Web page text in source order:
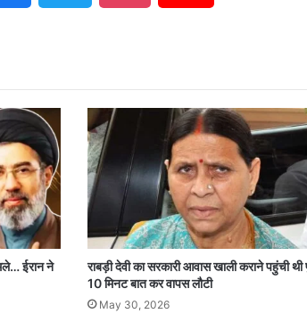
ईरान ने
राबड़ी देवी का सरकारी आवास खाली कराने पहुंची
10 मिनट बात कर वापस लौटी
May 30, 2026